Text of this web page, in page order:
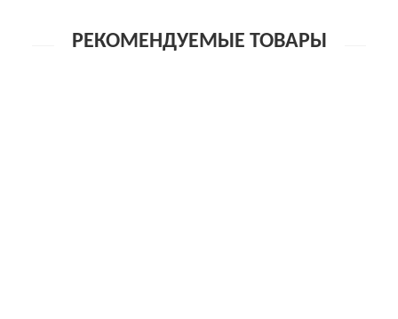
РЕКОМЕНДУЕМЫЕ ТОВАРЫ